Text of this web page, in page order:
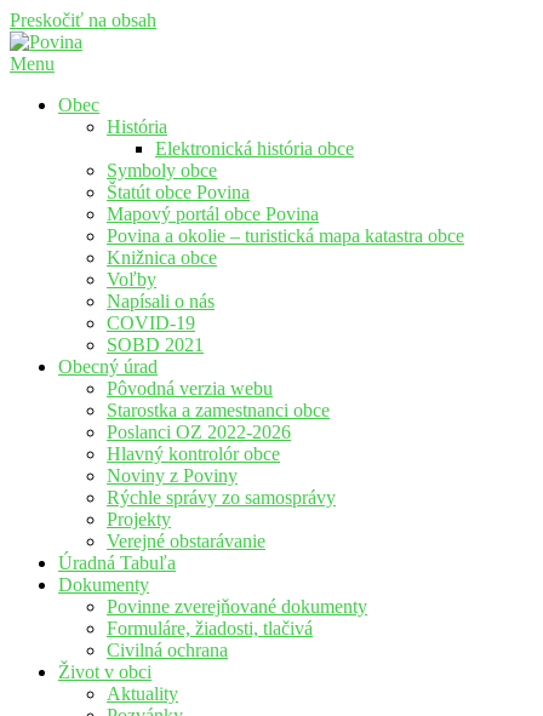
Preskočiť na obsah
Menu
Obec
História
Elektronická história obce
Symboly obce
Štatút obce Povina
Mapový portál obce Povina
Povina a okolie – turistická mapa katastra obce
Knižnica obce
Voľby
Napísali o nás
COVID-19
SOBD 2021
Obecný úrad
Pôvodná verzia webu
Starostka a zamestnanci obce
Poslanci OZ 2022-2026
Hlavný kontrolór obce
Noviny z Poviny
Rýchle správy zo samosprávy
Projekty
Verejné obstarávanie
Úradná Tabuľa
Dokumenty
Povinne zverejňované dokumenty
Formuláre, žiadosti, tlačivá
Civilná ochrana
Život v obci
Aktuality